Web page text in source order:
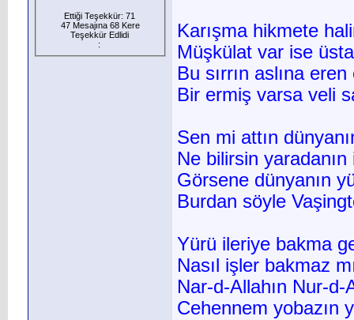
Ettiği Teşekkür: 71
47 Mesajına 68 Kere
Teşekkür Edlidi
:
Karışma hikmete
Müşkülat var ise
Bu sırrın aslına
Bir ermiş varsa veli
Sen mi attın
Ne bilirsin yaradanın
Görsene dünyanın
Burdan söyle
Yürü ileriye bakma
Nasıl işler bakmaz
Nar-d-Allahın Nur-d-
Cehennem yobazın